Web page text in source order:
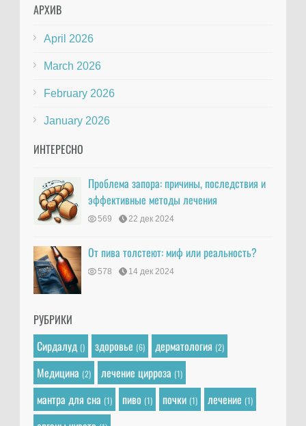
АРХИВ
April 2026
March 2026
February 2026
January 2026
ИНТЕРЕСНО
Проблема запора: причины, последствия и
эффективные методы лечения
569 22 дек 2024
От пива толстеют: миф или реальность?
578 14 дек 2024
РУБРИКИ
Сирдалуд () здоровье (6) дерматология (2)
Медицина (2) лечение цирроза (1)
мантра для сна (1) пиво (1) почки (1) лечение (1)